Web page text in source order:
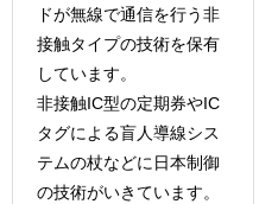
ドが無線で通信を行う非
接触タイプの技術を保有
しています。
非接触IC型の定期券やIC
タグによる盲人導線シス
テムの杖などに日本制御
の技術がいきています。